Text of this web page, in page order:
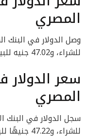
المصري
للشراء، و47.02 جنيه للبيع.
سعر الدولار
المصري
للشراء، و47.22 جنيهًا للبيع.